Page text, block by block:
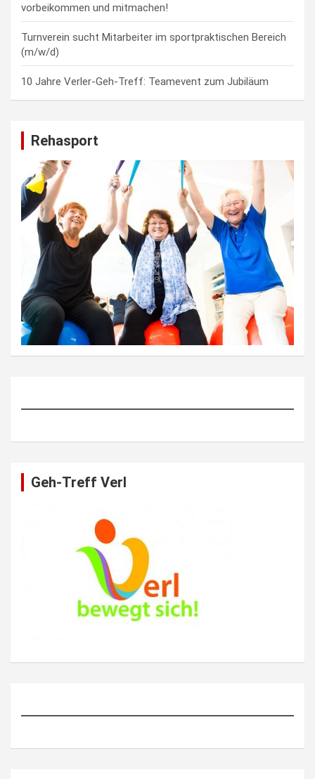
vorbeikommen und mitmachen!
Turnverein sucht Mitarbeiter im sportpraktischen Bereich
(m/w/d)
10 Jahre Verler-Geh-Treff: Teamevent zum Jubiläum
Rehasport
Geh-Treff Verl